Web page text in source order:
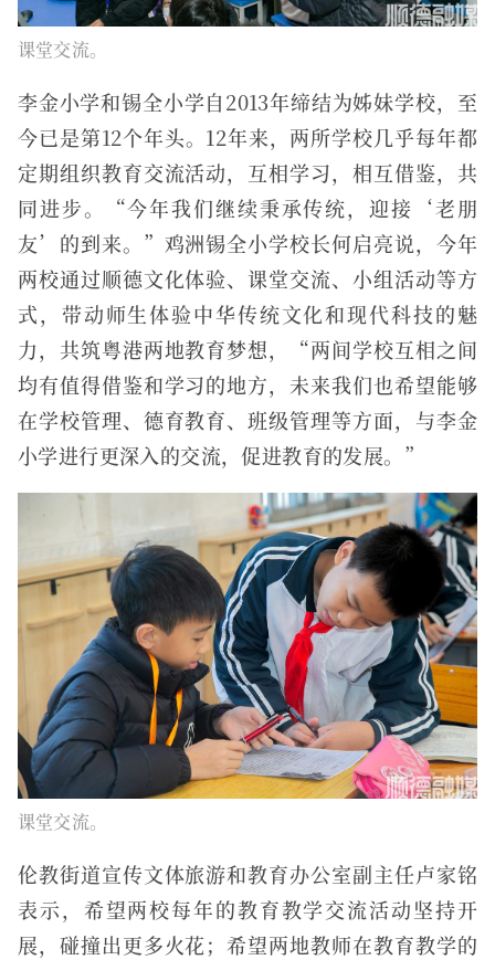
课堂交流。
李金小学和锡全小学自2013年缔结为姊妹学校，至
今已是第12个年头。12年来，两所学校几乎每年都
定期组织教育交流活动，互相学习，相互借鉴，共
同进步。“今年我们继续秉承传统，迎接‘老朋
友’的到来。”鸡洲锡全小学校长何启亮说，今年
两校通过顺德文化体验、课堂交流、小组活动等方
式，带动师生体验中华传统文化和现代科技的魅
力，共筑粤港两地教育梦想，“两间学校互相之间
均有值得借鉴和学习的地方，未来我们也希望能够
在学校管理、德育教育、班级管理等方面，与李金
小学进行更深入的交流，促进教育的发展。”
课堂交流。
伦教街道宣传文体旅游和教育办公室副主任卢家铭
表示，希望两校每年的教育教学交流活动坚持开
展，碰撞出更多火花；希望两地教师在教育教学的